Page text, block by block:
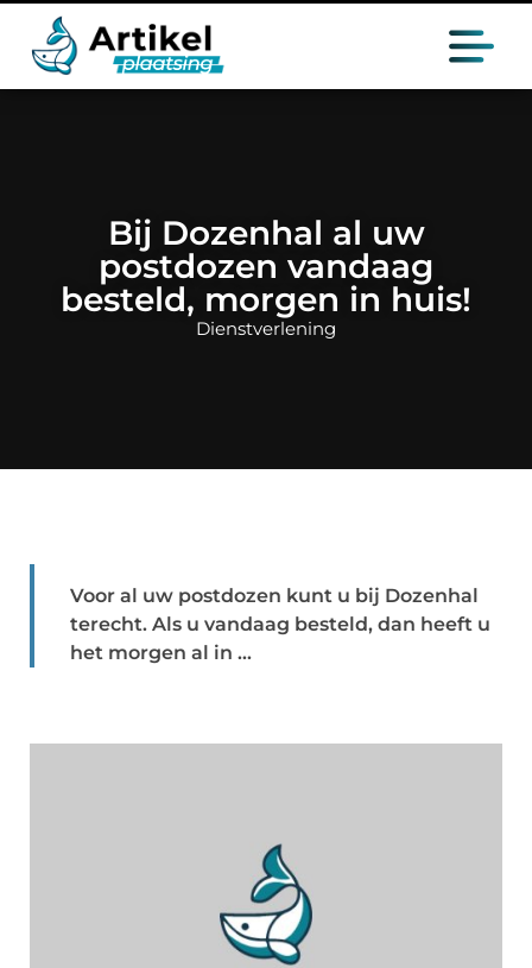
Bij Dozenhal al uw
postdozen vandaag
besteld, morgen in huis!
Dienstverlening
Voor al uw postdozen kunt u bij Dozenhal
terecht. Als u vandaag besteld, dan heeft u
het morgen al in ...